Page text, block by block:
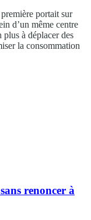
portait sur
d’un même centre
plus à déplacer des
la consommation
renoncer à